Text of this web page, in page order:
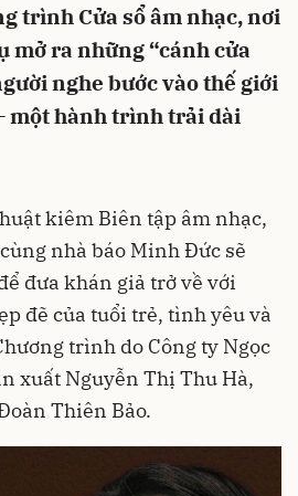
trình Cửa sổ âm nhạc, nơi
mở ra những “cánh cửa
nghe bước vào thế giới
một hành trình trải dài
kiêm Biên tập âm nhạc,
nhà báo Minh Đức sẽ
đưa khán giả trở về với
đẽ của tuổi trẻ, tình yêu và
trình do Công ty Ngọc
xuất Nguyễn Thị Thu Hà,
Thiên Bảo.